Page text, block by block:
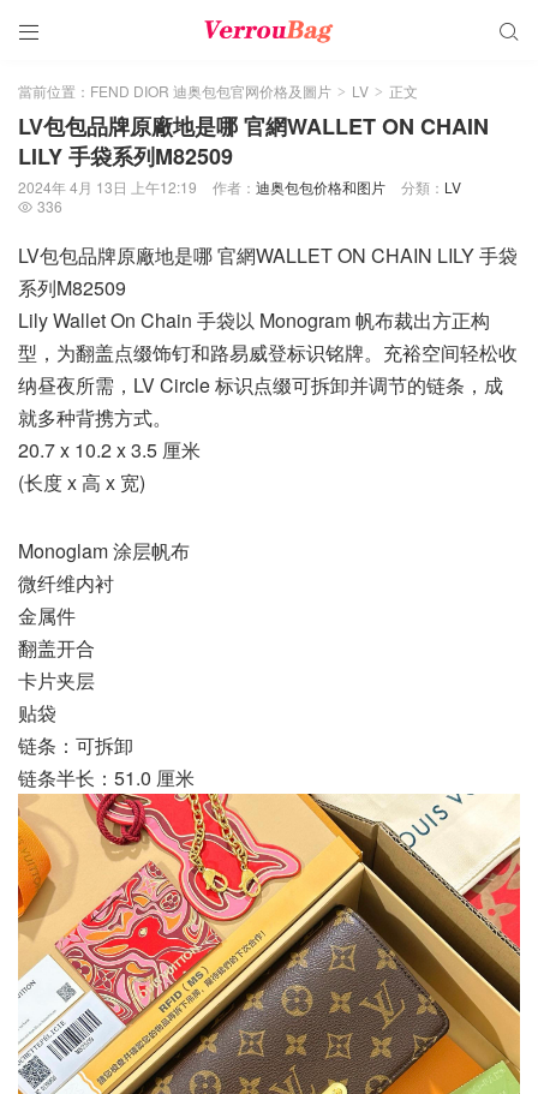
 
當前位置： FEND DIOR 迪奥包包官网价格及圖片 > LV > 正文
LV包包品牌原廠地是哪 官網WALLET ON CHAIN
LILY 手袋系列M82509
2024年 4月 13日 上午12:19 作者： 迪奥包包价格和图片 分類： LV
 336
LV包包品牌原廠地是哪 官網WALLET ON CHAIN LILY 手袋
系列M82509
Lily Wallet On Chain 手袋以 Monogram 帆布裁出方正构
型，为翻盖点缀饰钉和路易威登标识铭牌。充裕空间轻松收
纳昼夜所需，LV Circle 标识点缀可拆卸并调节的链条，成
就多种背携方式。
20.7 x 10.2 x 3.5 厘米
(长度 x 高 x 宽)
Monoglam 涂层帆布
微纤维内衬
金属件
翻盖开合
卡片夹层
贴袋
链条：可拆卸
链条半长：51.0 厘米